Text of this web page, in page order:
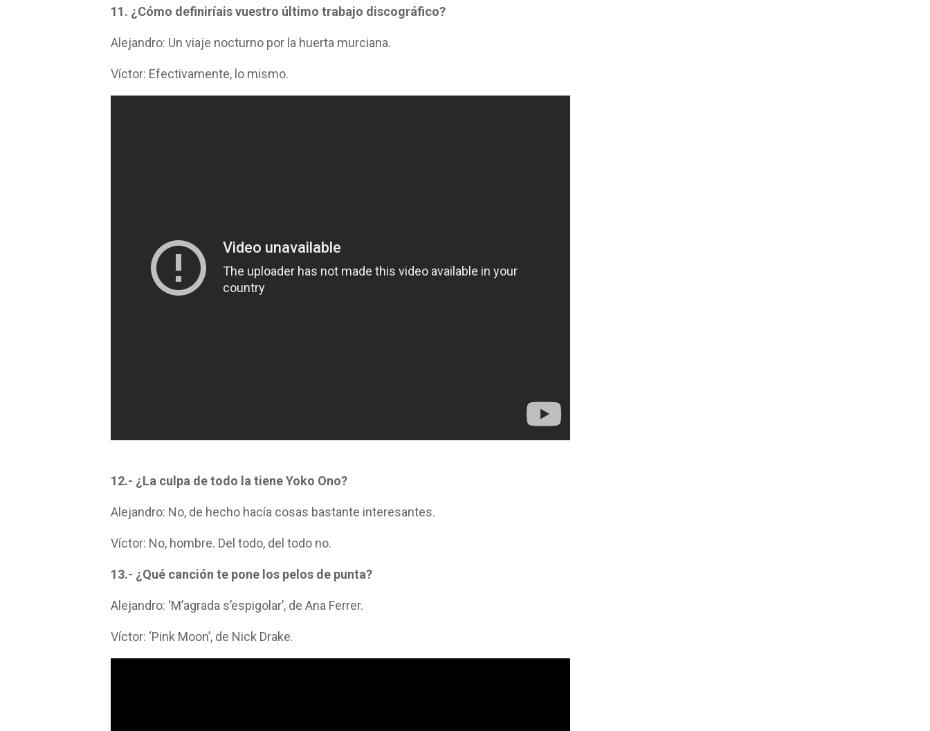
11. ¿Cómo definiríais vuestro último trabajo discográfico?
Alejandro: Un viaje nocturno por la huerta murciana.
Víctor: Efectivamente, lo mismo.
12.- ¿La culpa de todo la tiene Yoko Ono?
Alejandro: No, de hecho hacía cosas bastante interesantes.
Víctor: No, hombre. Del todo, del todo no.
13.- ¿Qué canción te pone los pelos de punta?
Alejandro: ‘M’agrada s’espigolar’, de Ana Ferrer.
Víctor: ‘Pink Moon’, de Nick Drake.